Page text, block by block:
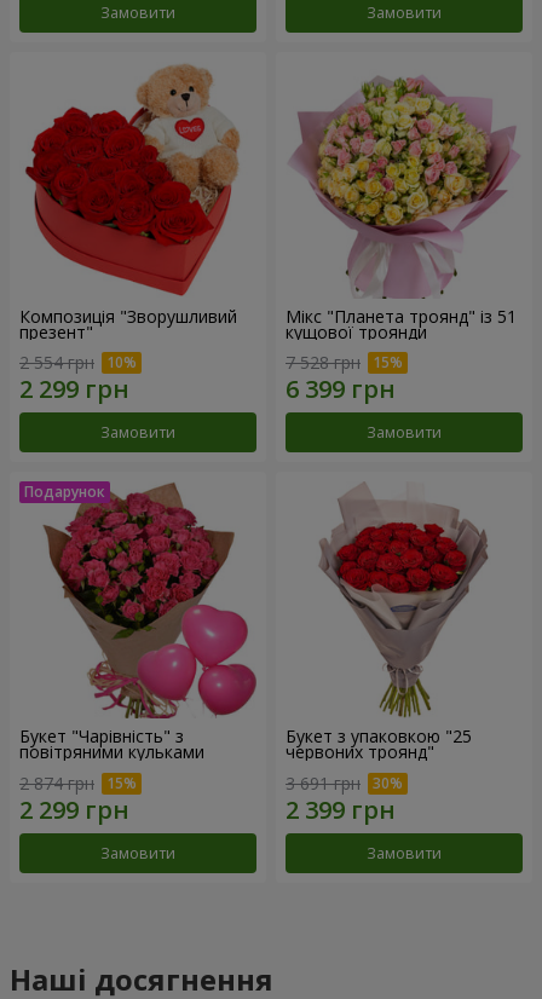
Замовити Замовити
Композиція "Зворушливий
презент"
2 554 грн
Замовити
Мікс "Планета троянд" із 51
кущової троянди
7 528 грн
Замовити
Букет "Чарівність" з
повітряними кульками
2 874 грн
Замовити
Букет з упаковкою "25
червоних троянд"
3 691 грн
Замовити
Наші досягнення